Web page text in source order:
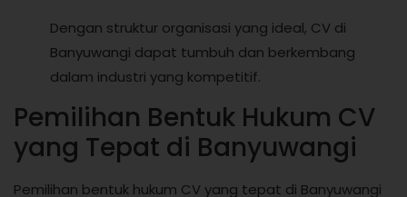
Dengan struktur organisasi yang ideal, CV di
Banyuwangi dapat tumbuh dan berkembang
dalam industri yang kompetitif.
Pemilihan Bentuk Hukum CV
yang Tepat di Banyuwangi
Pemilihan bentuk hukum CV yang tepat di Banyuwangi